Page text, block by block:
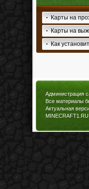
Карты на
Карты на
Как
Администрация
Все материалы
Актуальная